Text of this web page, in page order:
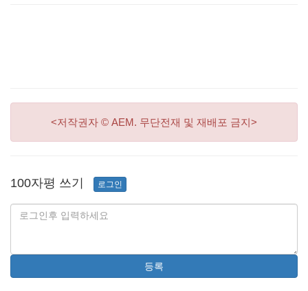
<저작권자 © AEM. 무단전재 및 재배포 금지>
100자평 쓰기 로그인
등록